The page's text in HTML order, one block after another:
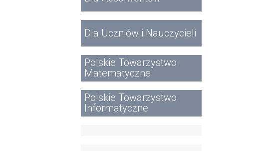
Dla Uczniów i Nauczycieli
Polskie Towarzystwo
Matematyczne
Polskie Towarzystwo
Informatyczne